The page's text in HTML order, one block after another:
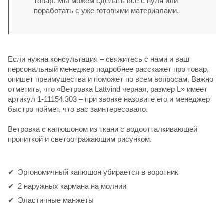
поработать с уже готовыми материалами.
Если нужна консультация – свяжитесь с нами и ваш
персональный менеджер подробнее расскажет про товар,
опишет преимущества и поможет по всем вопросам. Важно
отметить, что «Ветровка Lattvind черная, размер L» имеет
артикул 1-11154.303 – при звонке назовите его и менеджер
быстро поймет, что вас заинтересовало.
Ветровка с капюшоном из ткани с водоотталкивающей
пропиткой и светоотражающим рисунком.
Эргономичный капюшон убирается в воротник
2 наружных кармана на молнии
Эластичные манжеты